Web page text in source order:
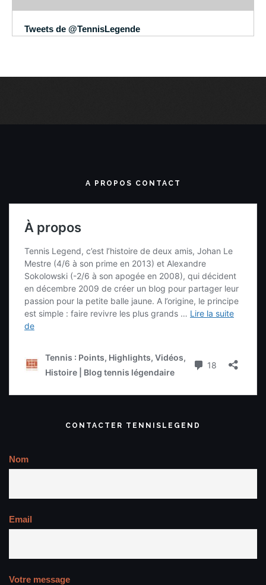
Tweets de @TennisLegende
A PROPOS CONTACT
CONTACTER TENNISLEGEND
Nom
Email
Votre message